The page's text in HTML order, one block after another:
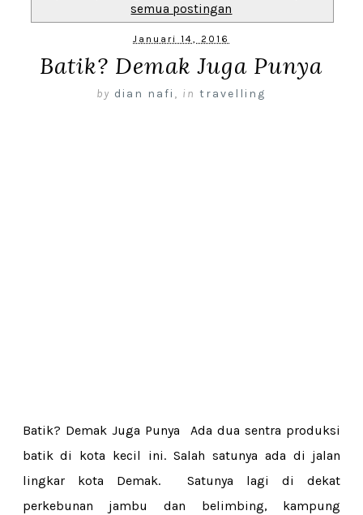
semua postingan
Januari 14, 2016
Batik? Demak Juga Punya
by dian nafi , in travelling
Batik? Demak Juga Punya Ada dua sentra produksi
batik di kota kecil ini. Salah satunya ada di jalan
lingkar kota Demak. Satunya lagi di dekat
perkebunan jambu dan belimbing, kampung